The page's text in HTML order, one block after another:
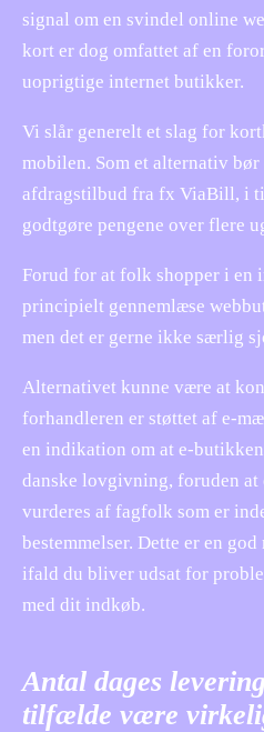
signal om en svindel online
kort er dog omfattet af en
uoprigtige internet butikker.
Vi slår generelt et slag for
mobilen. Som et alternativ bør
afdragstilbud fra fx ViaBill, i
godtgøre pengene over flere
Forud for at folk shopper i en
principielt gennemlæse
men det er gerne ikke særlig
Alternativet kunne være at
forhandleren er støttet af e-
en indikation om at e-
danske lovgivning, foruden
vurderes af fagfolk som er
bestemmelser. Dette er en
ifald du bliver udsat for
med dit indkøb.
Antal dages
tilfælde være